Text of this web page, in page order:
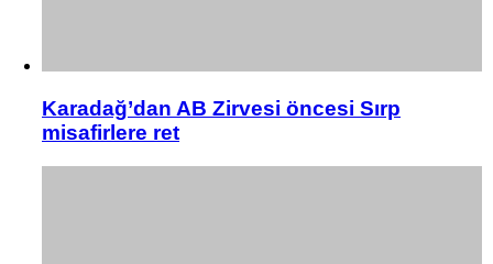
Karadağ’dan AB Zirvesi öncesi Sırp
misafirlere ret